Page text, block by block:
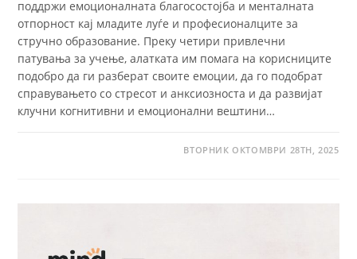
поддржи емоционалната благосостојба и менталната
отпорност кај младите луѓе и професионалците за
стручно образование. Преку четири привлечни
патувања за учење, алатката им помага на корисниците
подобро да ги разберат своите емоции, да го подобрат
справувањето со стресот и анксиозноста и да развијат
клучни когнитивни и емоционални вештини…
ВТОРНИК ОКТОМВРИ 28TH, 2025